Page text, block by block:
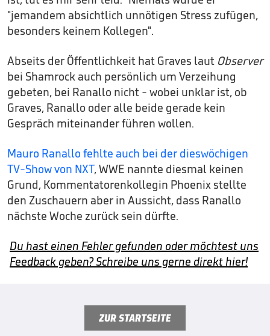
"jemandem absichtlich unnötigen Stress zufügen,
besonders keinem Kollegen".
Abseits der Öffentlichkeit hat Graves laut Observer
bei Shamrock auch persönlich um Verzeihung
gebeten, bei Ranallo nicht - wobei unklar ist, ob
Graves, Ranallo oder alle beide gerade kein
Gespräch miteinander führen wollen.
Mauro Ranallo fehlte auch bei der dieswöchigen
TV-Show von NXT, WWE nannte diesmal keinen
Grund, Kommentatorenkollegin Phoenix stellte
den Zuschauern aber in Aussicht, dass Ranallo
nächste Woche zurück sein dürfte.
Du hast einen Fehler gefunden oder möchtest uns
Feedback geben? Schreibe uns gerne direkt hier!
ZUR STARTSEITE